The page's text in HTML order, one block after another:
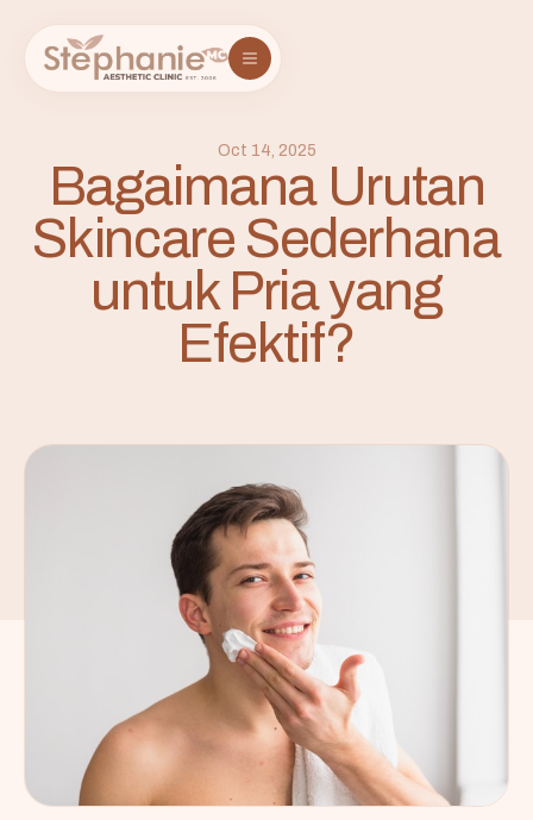
Oct 14, 2025
Bagaimana Urutan
Skincare Sederhana
untuk Pria yang
Efektif?